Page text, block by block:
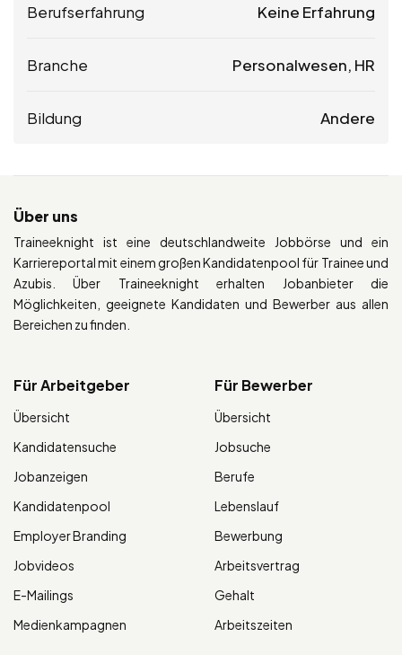
Berufserfahrung Keine Erfahrung
Branche Personalwesen, HR
Bildung Andere
Über uns
Traineeknight ist eine deutschlandweite Jobbörse und ein
Karriereportal mit einem großen Kandidatenpool für Trainee und
Azubis. Über Traineeknight erhalten Jobanbieter die
Möglichkeiten, geeignete Kandidaten und Bewerber aus allen
Bereichen zu finden.
Für Arbeitgeber
Übersicht
Kandidatensuche
Jobanzeigen
Kandidatenpool
Employer Branding
Jobvideos
E-Mailings
Medienkampagnen
Für Bewerber
Übersicht
Jobsuche
Berufe
Lebenslauf
Bewerbung
Arbeitsvertrag
Gehalt
Arbeitszeiten